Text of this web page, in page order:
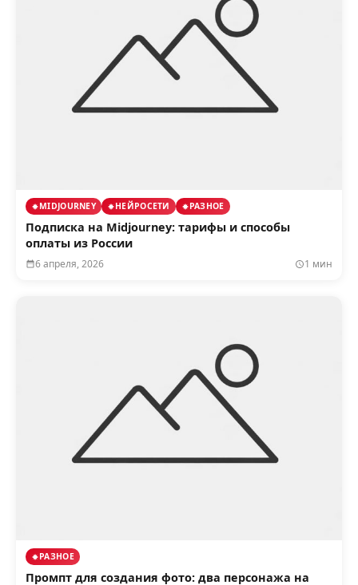
MIDJOURNEY НЕЙРОСЕТИ РАЗНОЕ
Подписка на Midjourney: тарифы и способы
оплаты из России
6 апреля, 2026 1 мин
РАЗНОЕ
Промпт для создания фото: два персонажа на